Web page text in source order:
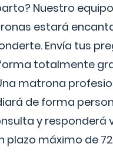
Nuestro
estará
Envía tus
totalmente
matrona
de forma
y responderá
plazo máximo de